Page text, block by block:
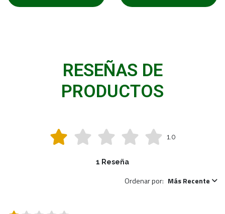
RESEÑAS DE
PRODUCTOS
1.0
1 Reseña
Ordenar por: Más Recente